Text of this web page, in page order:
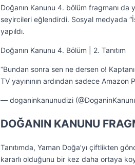
Doğanın Kanunu 4. bölüm fragmanı da
seyircileri eğlendirdi. Sosyal medyada
yapıldı.
Doğanın Kanunu 4. Bölüm | 2. Tanıtım
“Bundan sonra sen ne dersen o!
TV yayınının ardından sadece
— doganinkanunudizi
DOĞANIN KANUNU
Tanıtımda, Yaman Doğa’yı çiftlikten
kararlı olduğunu bir kez daha ortaya